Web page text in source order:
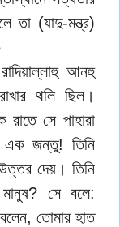
তা (যাদু-মন্ত্র)
আনহু
থলি ছিল।
সে পাহারা
এক জন্তু! তিনি
দেয়। তিনি
সে বলে:
তোমার হাত